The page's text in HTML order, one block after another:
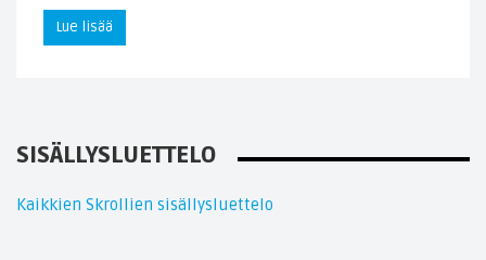
Lue lisää
SISÄLLYSLUETTELO
Kaikkien Skrollien sisällysluettelo